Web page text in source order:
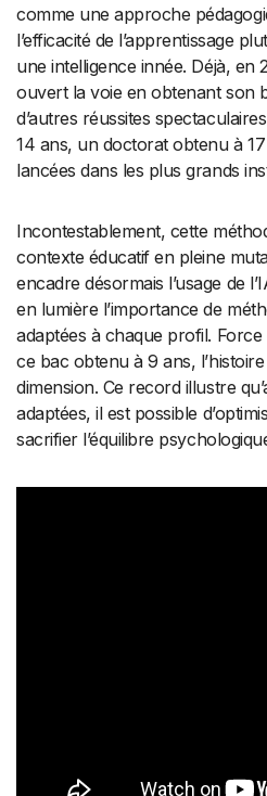
comme une approche
l’efficacité de l’apprentissage
une intelligence innée. Déjà, en
ouvert la voie en obtenant son
d’autres réussites
14 ans, un doctorat obtenu à
lancées dans les plus grands
Incontestablement, cette
contexte éducatif en pleine
encadre désormais l’usage de
en lumière l’importance de
adaptées à chaque profil. Force
ce bac obtenu à 9 ans,
dimension. Ce record illustre
adaptées, il est possible
sacrifier l’équilibre